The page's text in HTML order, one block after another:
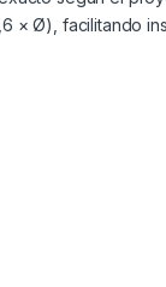
× Ø), facilitando